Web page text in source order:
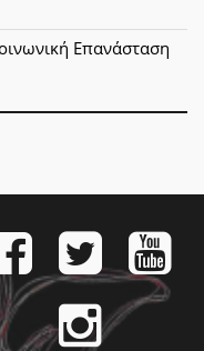
Επανάσταση